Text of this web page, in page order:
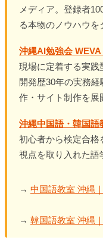
メディア。登録者
る本物のノウハウを
沖縄AI勉強会 WEVA
現場に定着する実践
開発歴30年の実務
作・サイト制作を展
沖縄中国語・韓国語
初心者から検定合格
視点を取り入れた語
→ 中国語教室 沖縄
→ 韓国語教室 沖縄